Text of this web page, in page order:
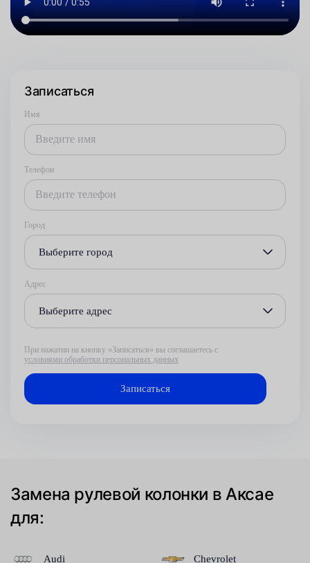
Записаться
Имя
Телефон
Город
Выберите город
Адрес
Выберите адрес
При нажатии на кнопку «Записаться» вы соглашаетесь с
условиями обработки персональных данных
Замена рулевой колонки в Аксае
для:
Audi Chevrolet